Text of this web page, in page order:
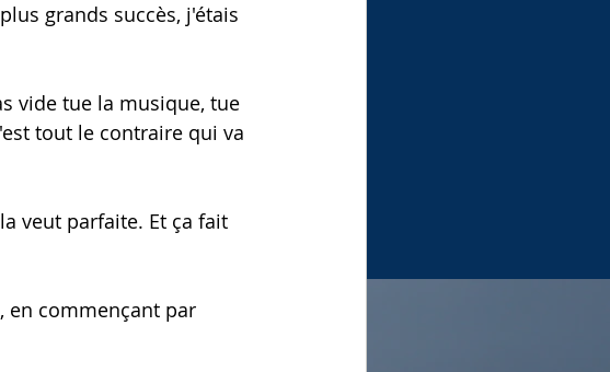
grands succès, j'étais
vide tue la musique, tue
tout le contraire qui va
veut parfaite. Et ça fait
en commençant par